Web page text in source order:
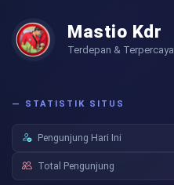
Mastio Kdr
Terdepan & Terpercaya
— STATISTIK SITUS
Pengunjung Hari Ini
Total Pengunjung